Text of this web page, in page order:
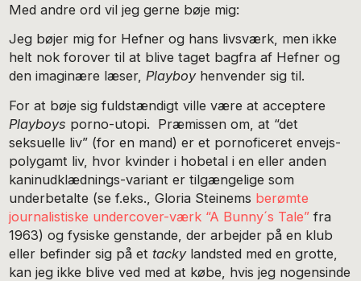
Med andre ord vil jeg gerne bøje mig:
Jeg bøjer mig for Hefner og hans livsværk, men ikke
helt nok forover til at blive taget bagfra af Hefner og
den imaginære læser,Playboy henvender sig til.
For at bøje sig fuldstændigt ville være at acceptere
Playboys porno-utopi. Præmissen om, at “det
seksuelle liv” (for en mand) er et pornoficeret envejs-
polygamt liv, hvor kvinder i hobetal i en eller anden
kaninudklædnings-variant er tilgængelige som
underbetalte (se f.eks., Gloria Steinems berømte
journalistiske undercover-værk “A Bunny´s Tale” fra
1963) og fysiske genstande, der arbejder på en klub
eller befinder sig på ettackylandsted med en grotte,
kan jeg ikke blive ved med at købe, hvis jeg nogensinde